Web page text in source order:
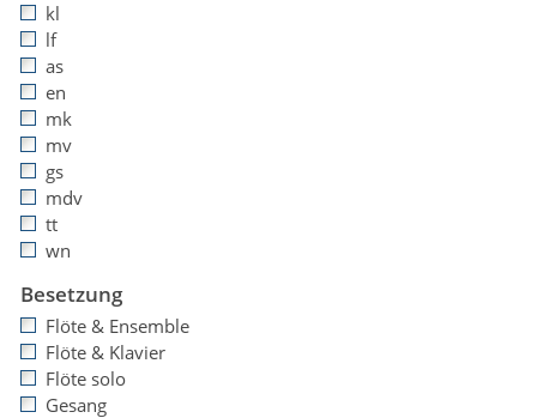
kl
lf
as
en
mk
mv
gs
mdv
tt
wn
Besetzung
Flöte & Ensemble
Flöte & Klavier
Flöte solo
Gesang